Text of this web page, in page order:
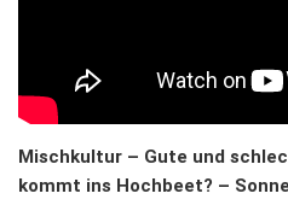
Mischkultur – Gute und
kommt ins Hochbeet? –